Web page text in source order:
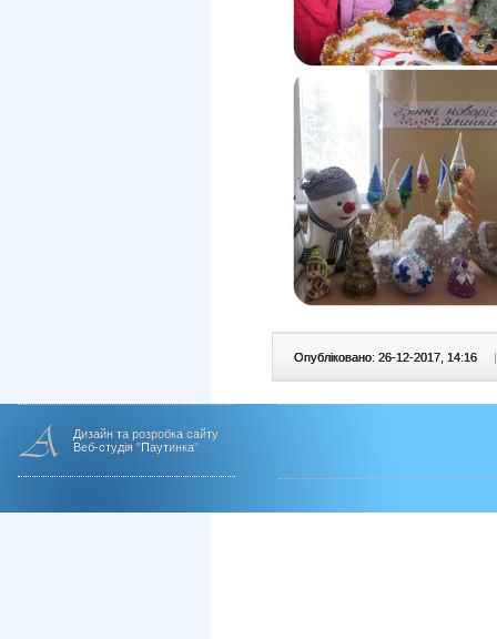
Опубліковано: 26-12-2017, 14:16 |
Дизайн та розробка сайту
Веб-студія "Паутинка"